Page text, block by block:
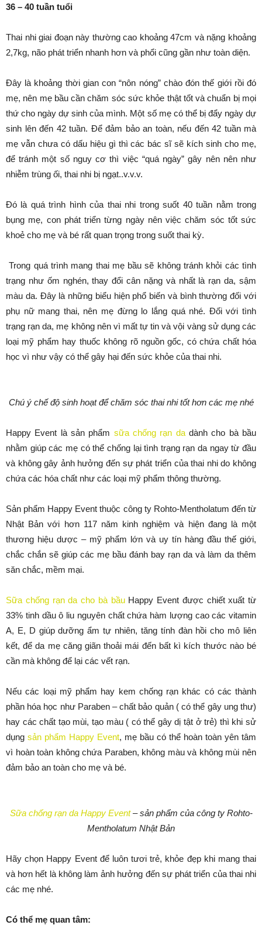
36 – 40 tuần tuổi
Thai nhi giai đoạn này thường cao khoảng 47cm và nặng khoảng
2,7kg, não phát triển nhanh hơn và phổi cũng gần như toàn diện.
Đây là khoảng thời gian con “nôn nóng” chào đón thế giới rồi đó
mẹ, nên mẹ bầu cần chăm sóc sức khỏe thật tốt và chuẩn bị mọi
thứ cho ngày dự sinh của mình. Một số mẹ có thể bị đẩy ngày dự
sinh lên đến 42 tuần. Để đảm bảo an toàn, nếu đến 42 tuần mà
mẹ vẫn chưa có dấu hiệu gì thì các bác sĩ sẽ kích sinh cho mẹ,
để tránh một số nguy cơ thì việc “quá ngày” gây nên nên như
nhiễm trùng ối, thai nhi bị ngạt..v.v.v.
Đó là quá trình hình của thai nhi trong suốt 40 tuần nằm trong
bụng mẹ, con phát triển từng ngày nên việc chăm sóc tốt sức
khoẻ cho mẹ và bé rất quan trọng trong suốt thai kỳ.
Trong quá trình mang thai mẹ bầu sẽ không tránh khỏi các tình
trạng như ốm nghén, thay đổi cân nặng và nhất là rạn da, sậm
màu da. Đây là những biểu hiện phổ biến và bình thường đối với
phụ nữ mang thai, nên mẹ đừng lo lắng quá nhé. Đối với tình
trạng rạn da, mẹ không nên vì mất tự tin và vội vàng sử dụng các
loại mỹ phẩm hay thuốc không rõ nguồn gốc, có chứa chất hóa
học vì như vậy có thể gây hại đến sức khỏe của thai nhi.
Chú ý chế độ sinh hoạt để chăm sóc thai nhi tốt hơn các mẹ nhé
Happy Event là sản phẩm sữa chống rạn dadành cho bà bầu
nhằm giúp các mẹ có thể chống lại tình trạng rạn da ngay từ đầu
và không gây ảnh hưởng đến sự phát triển của thai nhi do không
chứa các hóa chất như các loại mỹ phẩm thông thường.
Sản phẩm Happy Event thuộc công ty Rohto-Mentholatum đến từ
Nhật Bản với hơn 117 năm kinh nghiệm và hiện đang là một
thương hiệu dược – mỹ phẩm lớn và uy tín hàng đầu thế giới,
chắc chắn sẽ giúp các mẹ bầu đánh bay rạn da và làm da thêm
săn chắc, mềm mại.
Sữa chống rạn da cho bà bầuHappy Event được chiết xuất từ
33% tinh dầu ô liu nguyên chất chứa hàm lượng cao các vitamin
A, E, D giúp dưỡng ẩm tự nhiên, tăng tính đàn hồi cho mô liên
kết, để da mẹ căng giãn thoải mái đến bất kì kích thước nào bé
cần mà không để lại các vết rạn.
Nếu các loại mỹ phẩm hay kem chống rạn khác có các thành
phần hóa học như Paraben – chất bảo quản ( có thể gây ung thư)
hay các chất tạo mùi, tạo màu ( có thể gây dị tật ở trẻ) thì khi sử
dụng sản phẩm Happy Event, mẹ bầu có thể hoàn toàn yên tâm
vì hoàn toàn không chứa Paraben, không màu và không mùi nên
đảm bảo an toàn cho mẹ và bé.
Sữa chống rạn da Happy Event– sản phẩm của công ty Rohto-
Mentholatum Nhật Bản
Hãy chọn Happy Event để luôn tươi trẻ, khỏe đẹp khi mang thai
và hơn hết là không làm ảnh hưởng đến sự phát triển của thai nhi
các mẹ nhé.
Có thể mẹ quan tâm: